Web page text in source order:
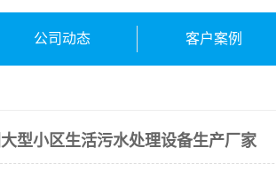
公司动态 客户案例
型小区生活污水处理设备生产厂家